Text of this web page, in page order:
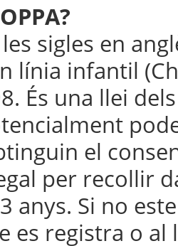
les sigles en
línia infantil
És una llei
el
per recollir
anys. Si no
es registra o